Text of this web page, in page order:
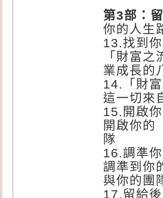
第3部：
你的人生
13.找到
「財富
業成長的
14.「財
這一切來
15.開啟
開啟你的
隊
16.調準
調準到你
與你的團
17.留給